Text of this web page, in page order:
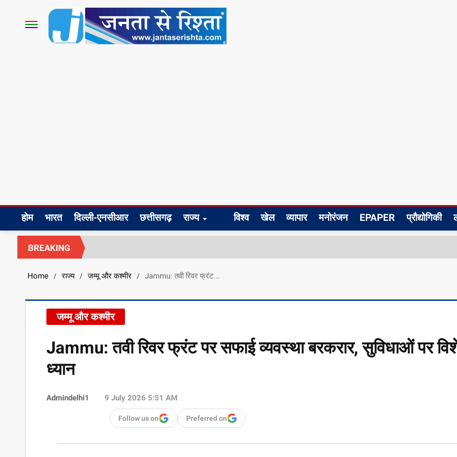
होम भारत दिल्ली-एनसीआर छत्तीसगढ़ राज्य विश्व खेल व्यापार मनोरंजन EPAPER प्रौद्योगिकी
BREAKING
Home / राज्य / जम्मू और कश्मीर / Jammu: तवी रिवर फ्रंट...
जम्मू और कश्मीर
Jammu: तवी रिवर फ्रंट पर सफाई व्यवस्था बरकरार, सुविधाओं पर
ध्यान
Admindelhi1 9 July 2026 5:51 AM
Follow us on Preferred on